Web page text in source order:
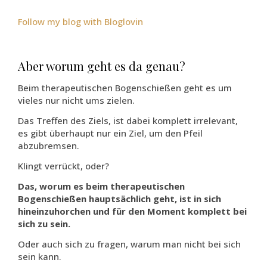
Follow my blog with Bloglovin
Aber worum geht es da genau?
Beim therapeutischen Bogenschießen geht es um
vieles nur nicht ums zielen.
Das Treffen des Ziels, ist dabei komplett irrelevant,
es gibt überhaupt nur ein Ziel, um den Pfeil
abzubremsen.
Klingt verrückt, oder?
Das, worum es beim therapeutischen
Bogenschießen hauptsächlich geht, ist in sich
hineinzuhorchen und für den Moment komplett bei
sich zu sein.
Oder auch sich zu fragen, warum man nicht bei sich
sein kann.